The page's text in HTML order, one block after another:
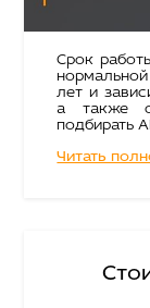
Срок
лет и
а также
подбирать
Читать